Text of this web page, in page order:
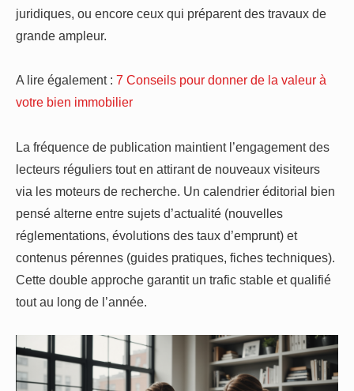
juridiques, ou encore ceux qui préparent des travaux de
grande ampleur.
A lire également : 7 Conseils pour donner de la valeur à
votre bien immobilier
La fréquence de publication maintient l’engagement des
lecteurs réguliers tout en attirant de nouveaux visiteurs
via les moteurs de recherche. Un calendrier éditorial bien
pensé alterne entre sujets d’actualité (nouvelles
réglementations, évolutions des taux d’emprunt) et
contenus pérennes (guides pratiques, fiches techniques).
Cette double approche garantit un trafic stable et qualifié
tout au long de l’année.